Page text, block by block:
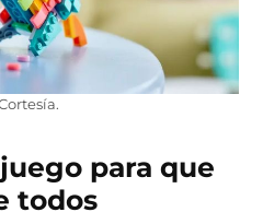
para que
todos